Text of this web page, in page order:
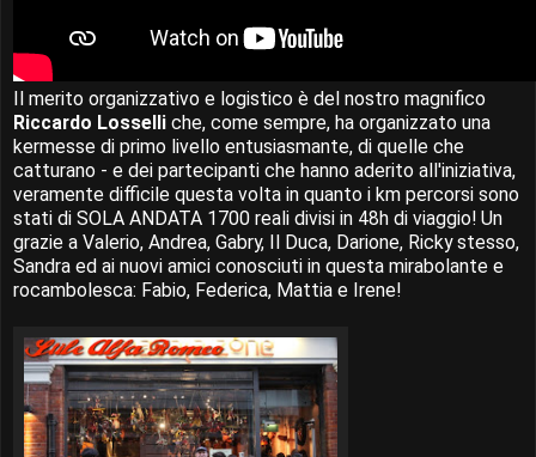
Il merito organizzativo e logistico è del nostro magnifico
Riccardo Losselli che, come sempre, ha organizzato una
kermesse di primo livello entusiasmante, di quelle che
catturano - e dei partecipanti che hanno aderito all'iniziativa,
veramente difficile questa volta in quanto i km percorsi sono
stati di SOLA ANDATA 1700 reali divisi in 48h di viaggio! Un
grazie a Valerio, Andrea, Gabry, Il Duca, Darione, Ricky stesso,
Sandra ed ai nuovi amici conosciuti in questa mirabolante e
rocambolesca: Fabio, Federica, Mattia e Irene!